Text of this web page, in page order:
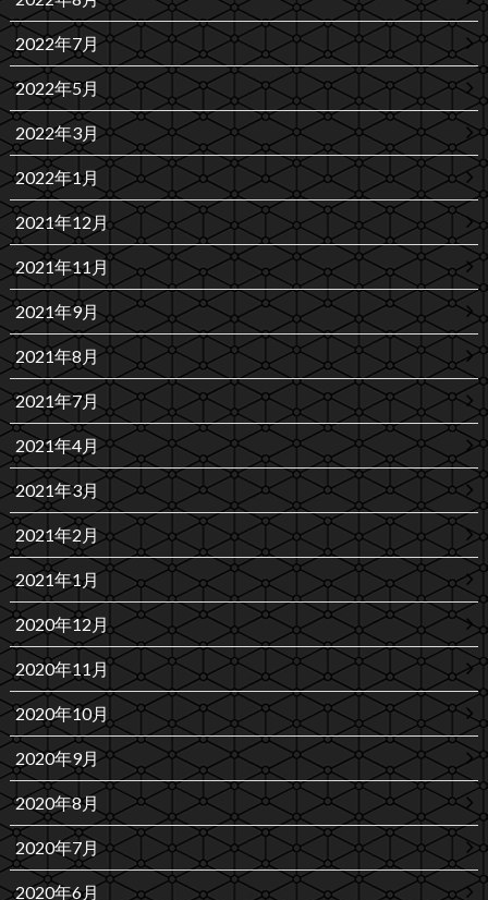
2022年7月
2022年5月
2022年3月
2022年1月
2021年12月
2021年11月
2021年9月
2021年8月
2021年7月
2021年4月
2021年3月
2021年2月
2021年1月
2020年12月
2020年11月
2020年10月
2020年9月
2020年8月
2020年7月
2020年6月